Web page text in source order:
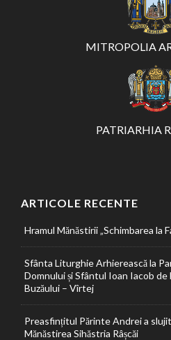
MITROPOLIA
PATRIARHIA
ARTICOLE RECENTE
Hramul Mănăstirii „Schimbarea la
Sfânta Liturghie Arhierească la
Domnului și Sfântul Ioan Iacob de
Buzăului – Vîrtej
Preasfințitul Părinte Andrei a
Mănăstirea Sihăstria Râșcăi